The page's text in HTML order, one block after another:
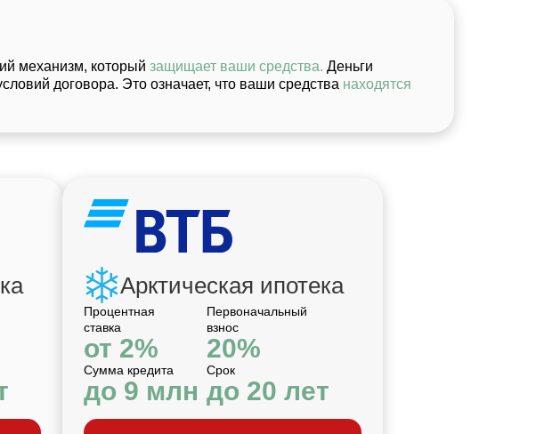
Арктическая ипотека
Процентная
ставка
от 2%
Первоначальный
взнос
20%
Сумма кредита
до 9 млн
Срок
до 20 лет
механизм, который защищает ваши средства. Деньги
договора. Это означает, что ваши средства находятся